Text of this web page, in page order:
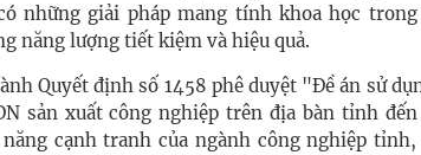
những giải pháp mang tính khoa học trong
năng lượng tiết kiệm và hiệu quả.
Quyết định số 1458 phê duyệt "Đề án sử
sản xuất công nghiệp trên địa bàn tỉnh
cạnh tranh của ngành công nghiệp